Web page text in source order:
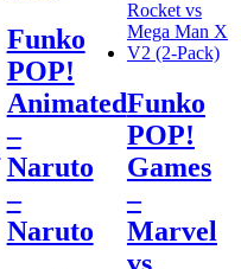
Funko
POP!
Animated
–
Naruto
–
Naruto
Funko
POP!
Games
–
Marvel